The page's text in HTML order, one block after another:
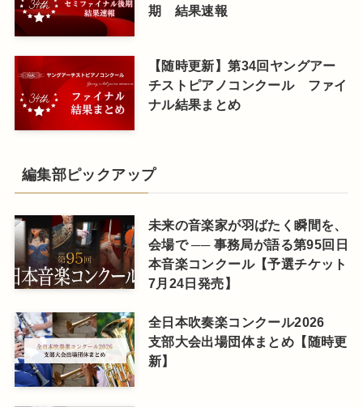
期 結果速報
【随時更新】第34回ヤングアー
チストピアノコンクール ファイ
ナル結果まとめ
編集部ピックアップ
未来の音楽家が羽ばたく瞬間を、
会場で ── 事務局が語る第95回日
本音楽コンクール【予選チケット
7月24日発売】
全日本吹奏楽コンクール2026
支部大会出場団体まとめ【随時更
新】